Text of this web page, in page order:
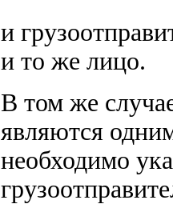
и
и то же лицо.
В том же
являются
необходимо